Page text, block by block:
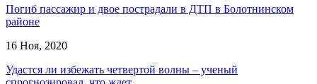
Погиб пассажир и двое пострадали в ДТП в Болотнинском
районе
16 Ноя, 2020
Удастся ли избежать четвертой волны – ученый